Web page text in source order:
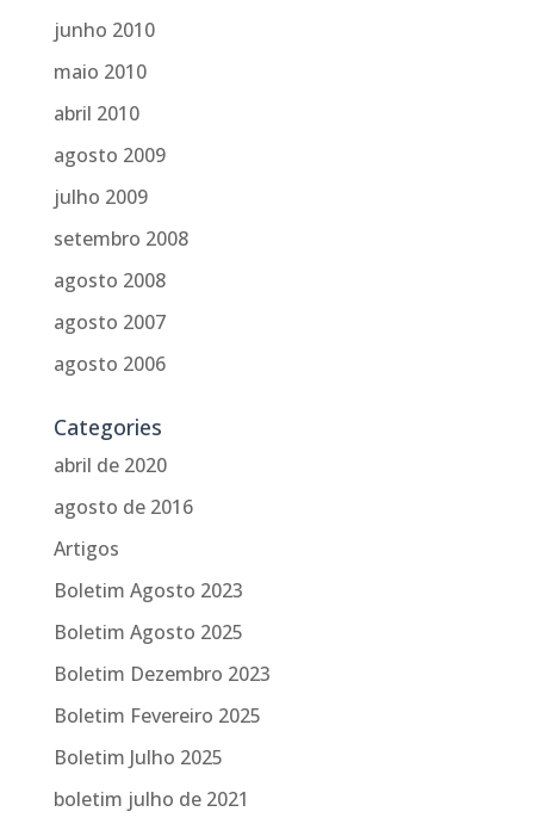
junho 2010
maio 2010
abril 2010
agosto 2009
julho 2009
setembro 2008
agosto 2008
agosto 2007
agosto 2006
Categories
abril de 2020
agosto de 2016
Artigos
Boletim Agosto 2023
Boletim Agosto 2025
Boletim Dezembro 2023
Boletim Fevereiro 2025
Boletim Julho 2025
boletim julho de 2021